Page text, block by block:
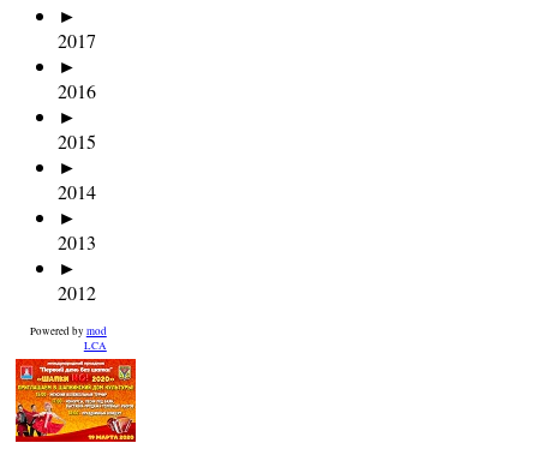
►
2017
►
2016
►
2015
►
2014
►
2013
►
2012
Powered by mod
LCA